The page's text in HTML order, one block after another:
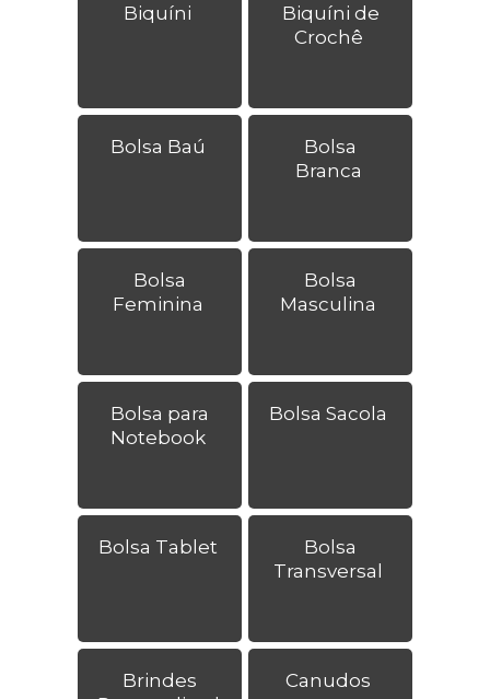
Biquíni
Biquíni de
Crochê
Bolsa Baú
Bolsa
Branca
Bolsa
Feminina
Bolsa
Masculina
Bolsa para
Notebook
Bolsa Sacola
Bolsa Tablet
Bolsa
Transversal
Brindes
Canudos